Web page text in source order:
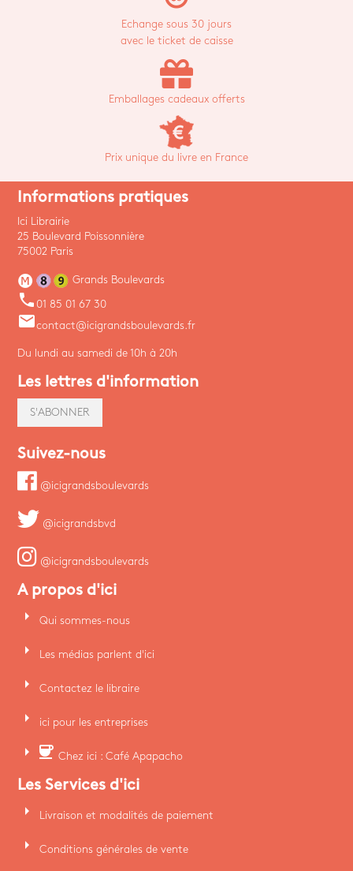
Echange sous 30 jours
avec le ticket de caisse
Emballages cadeaux offerts
Prix unique du livre en France
Informations pratiques
Ici Librairie
25 Boulevard Poissonnière
75002 Paris
Grands Boulevards
phone 01 85 01 67 30
emailcontact@icigrandsboulevards.fr
Du lundi au samedi de 10h à 20h
Les lettres d'information
S'ABONNER
Suivez-nous
@icigrandsboulevards
@icigrandsbvd
@icigrandsboulevards
A propos d'ici
arrow_right Qui sommes-nous
arrow_right Les médias parlent d'ici
arrow_right Contactez le libraire
arrow_right ici pour les entreprises
arrow_right coffee Chez ici : Café Apapacho
Les Services d'ici
arrow_right Livraison et modalités de paiement
arrow_right Conditions générales de vente